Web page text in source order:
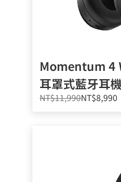
Momentum 4
耳罩式藍牙耳
NT$11,990NT$8,990